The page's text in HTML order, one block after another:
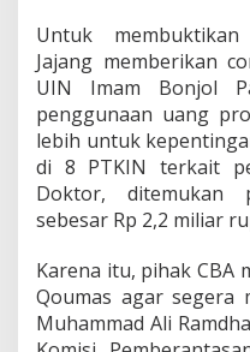
Untuk
Jajang memberikan
UIN Imam Bonjol
penggunaan uang
lebih untuk
di 8 PTKIN terkait
Doktor, ditemukan
sebesar Rp 2,2 miliar
Karena itu, pihak CBA
Qoumas agar segera
Muhammad Ali